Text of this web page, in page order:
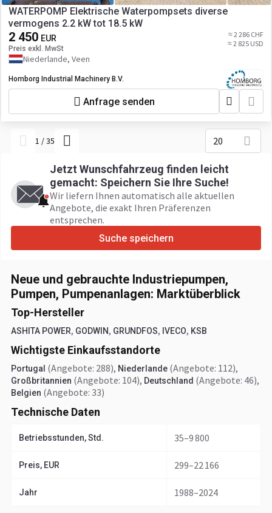
WATERPOMP Elektrische Waterpompsets diverse
vermogens 2.2 kW tot 18.5 kW
2 450 EUR
Preis exkl. MwSt
≈ 2 286 CHF
≈ 2 825 USD
Niederlande, Veen
Homborg Industrial Machinery B.V.
Anfrage senden
1 /35 20
Jetzt Wunschfahrzeug finden leicht
gemacht: Speichern Sie Ihre Suche!
Wir liefern Ihnen automatisch alle aktuellen
Angebote, die exakt Ihren Präferenzen
entsprechen.
Suche speichern
Neue und gebrauchte Industriepumpen,
Pumpen, Pumpenanlagen: Marktüberblick
Top-Hersteller
ASHITA POWER, GODWIN, GRUNDFOS, IVECO, KSB
Wichtigste Einkaufsstandorte
Portugal (Angebote: 288), Niederlande (Angebote: 112),
Großbritannien (Angebote: 104), Deutschland (Angebote: 46),
Belgien (Angebote: 33)
Technische Daten
Betriebsstunden, Std. 35–9 800
Preis, EUR 299–22 166
Jahr 1988–2024